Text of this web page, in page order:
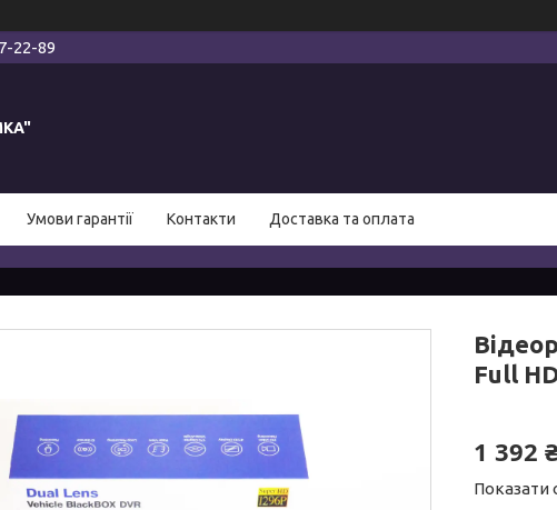
22-89
Умови гарантії Контакти Доставка та оплата
Full
1 392
Показати